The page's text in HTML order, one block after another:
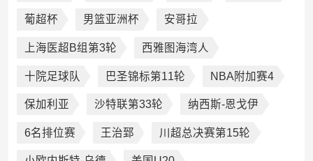
葡超杯 男篮亚洲杯 安哥拉
上海医超B组第3轮 西雅图海湾人
十院足球队 巴圣锦标第11轮 NBA附加赛4
保加利亚 沙特联第33轮 纳西斯-恩戈伊
6名排位赛 王治郅 川超总决赛第15轮